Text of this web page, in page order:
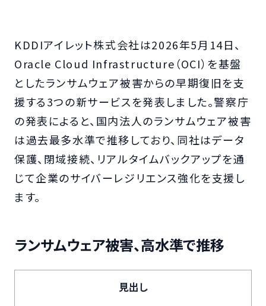
KDDIアイレット株式会社は2026年5月14日、
Oracle Cloud Infrastructure（OCI）を基盤
としたランサムウェア被害からの早期復旧を支
援する3つの新サービスを発表しました。警察庁
の発表によると、国内法人のランサムウェア被害
は過去最多水準で推移しており、同社はデータ
保護、閉域接続、リアルタイムバックアップを通
じて企業のサイバーレジリエンス強化を支援し
ます。
ランサムウェア被害、高水準で推移
見出し